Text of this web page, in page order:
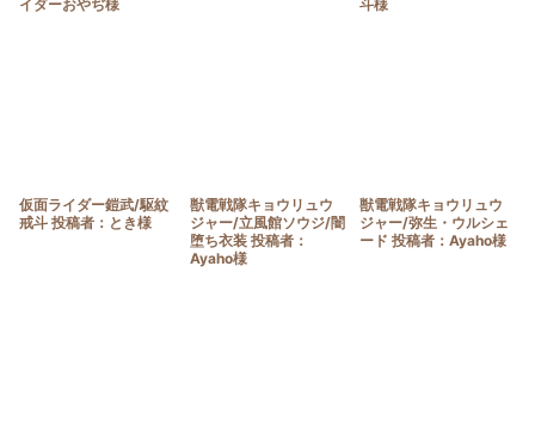
イダーおやぢ様 斗様
仮面ライダー鎧武/駆紋
戒斗 投稿者：とき様
獣電戦隊キョウリュウ
ジャー/立風館ソウジ/闇
堕ち衣装 投稿者：
Ayaho様
獣電戦隊キョウリュウ
ジャー/弥生・ウルシェ
ード 投稿者：Ayaho様